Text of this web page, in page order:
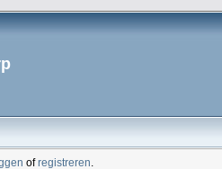
ofregistreren